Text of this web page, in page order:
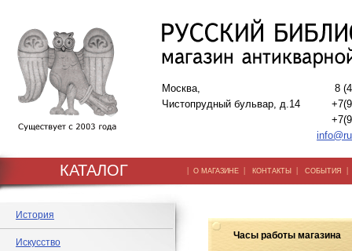
Москва,
Чистопрудный бульвар, д.14
8
КАТАЛОГ | О МАГАЗИНЕ | КОНТАКТЫ | СОБЫТИЯ
История
Искусство
Часы работы магазина